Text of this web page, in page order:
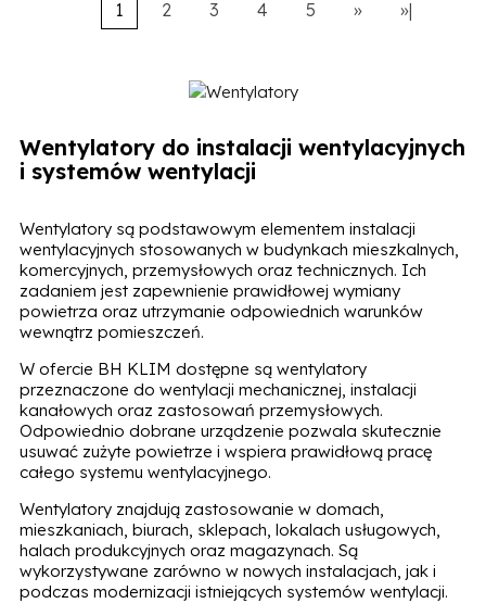
1 2 3 4 5 » »|
Wentylatory do instalacji wentylacyjnych
i systemów wentylacji
Wentylatory są podstawowym elementem instalacji
wentylacyjnych stosowanych w budynkach mieszkalnych,
komercyjnych, przemysłowych oraz technicznych. Ich
zadaniem jest zapewnienie prawidłowej wymiany
powietrza oraz utrzymanie odpowiednich warunków
wewnątrz pomieszczeń.
W ofercie BH KLIM dostępne są wentylatory
przeznaczone do wentylacji mechanicznej, instalacji
kanałowych oraz zastosowań przemysłowych.
Odpowiednio dobrane urządzenie pozwala skutecznie
usuwać zużyte powietrze i wspiera prawidłową pracę
całego systemu wentylacyjnego.
Wentylatory znajdują zastosowanie w domach,
mieszkaniach, biurach, sklepach, lokalach usługowych,
halach produkcyjnych oraz magazynach. Są
wykorzystywane zarówno w nowych instalacjach, jak i
podczas modernizacji istniejących systemów wentylacji.